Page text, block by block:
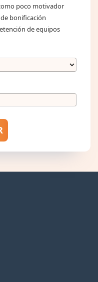
poco motivador
bonificación
de equipos